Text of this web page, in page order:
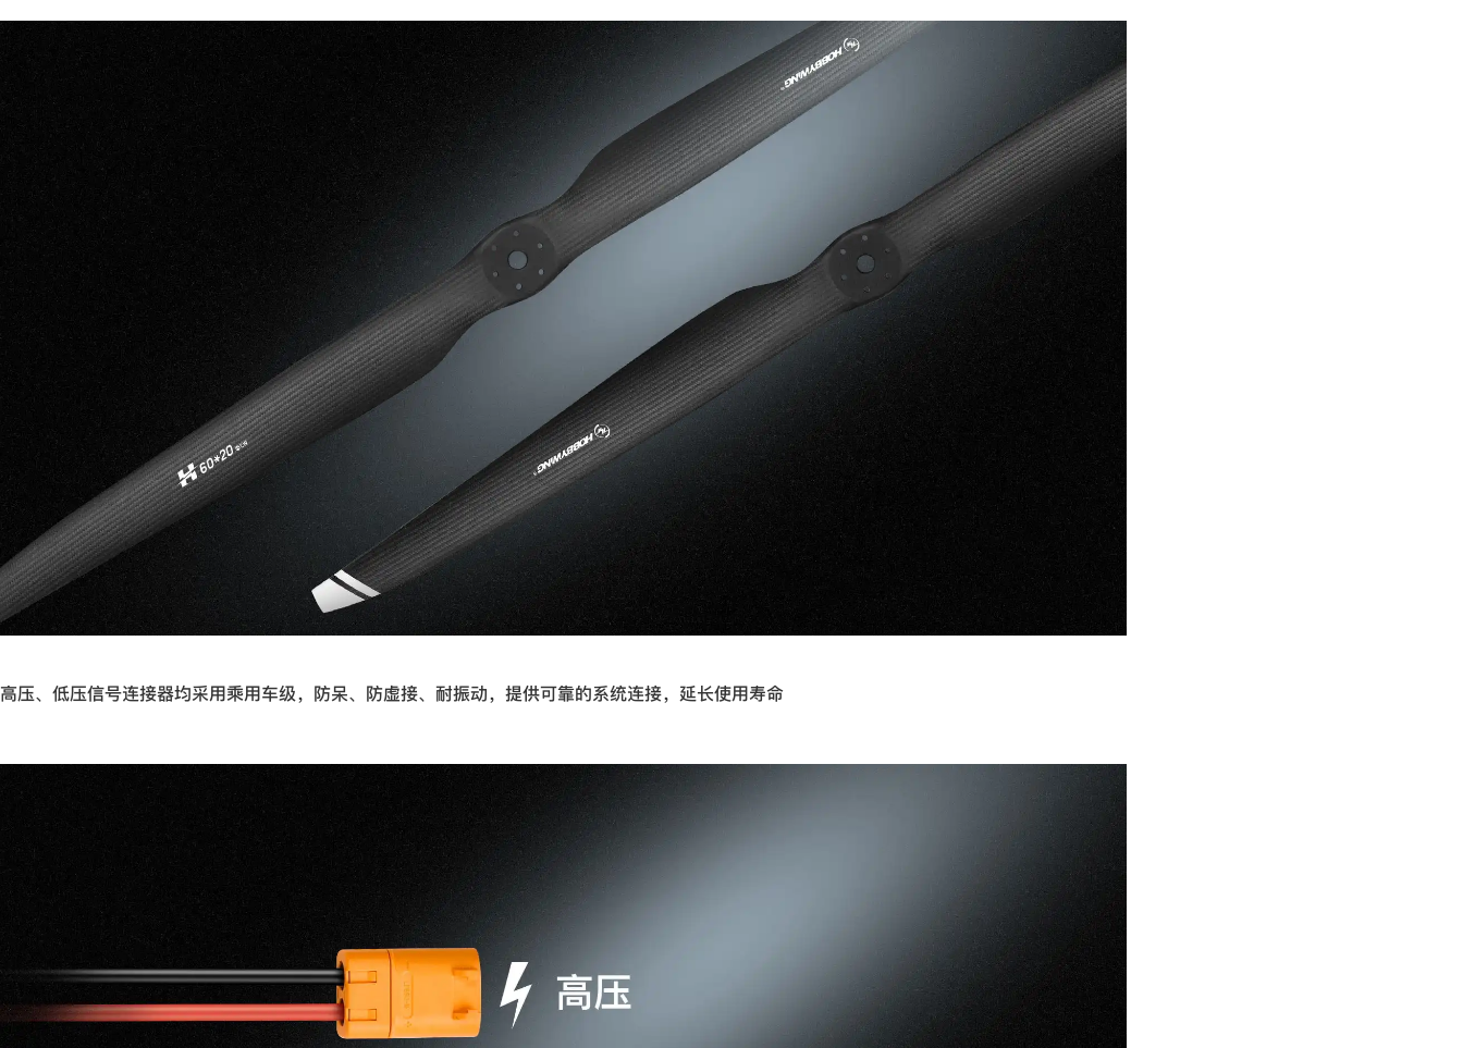
高压、低压信号连接器均采用乘用车级，防呆、防虚接、耐振动，提供可靠的系统连接，延长使用寿命